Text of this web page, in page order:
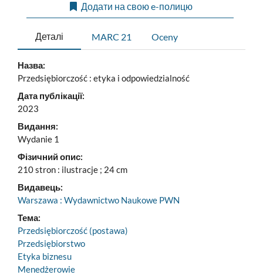
Додати на свою e-полицю
Деталі MARC 21 Oceny
Назва:
Przedsiębiorczość : etyka i odpowiedzialność
Дата публікації:
2023
Видання:
Wydanie 1
Фізичний опис:
210 stron : ilustracje ; 24 cm
Видавець:
Warszawa : Wydawnictwo Naukowe PWN
Тема:
Przedsiębiorczość (postawa)
Przedsiębiorstwo
Etyka biznesu
Menedżerowie